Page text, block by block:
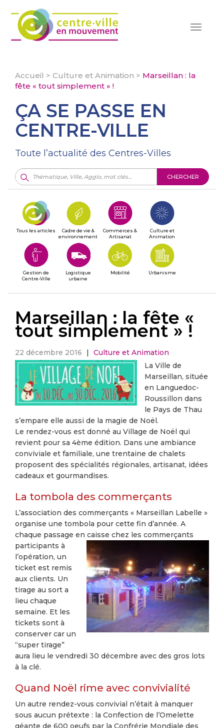
Toggle
Accueil > Culture et Animation > Marseillan : la
fête « tout simplement » !
ÇA SE PASSE EN
CENTRE-VILLE
Toute l’actualité des Centres-Villes
CHERCHER
Tous les articles
Cadre de vie &
environnement
Commerces &
Artisanat
Culture et
Animation
Gestion de
Centre-Ville
Logistique
urbaine
Mobilité Urbanisme
Marseillan : la fête «
tout simplement » !
22 décembre 2016 |
Culture et Animation
La Ville de
Marseillan, située
en Languedoc-
Roussillon dans
le Pays de Thau
s’empare elle aussi de la magie de Noël.
Le rendez-vous est donné au Village de Noël qui
revient pour sa 4ème édition. Dans une ambiance
conviviale et familiale, une trentaine de chalets
proposent des spécialités régionales, artisanat, idées
cadeaux et gourmandises.
La tombola des commerçants
L’association des commerçants « Marseillan Labelle »
organise une tombola pour cette fin d’année. A
chaque passage en caisse chez les commerçants
participants à
l’opération, un
ticket est remis
aux clients. Un
tirage au sort a
lieu chaque
semaine. Et les
tickets sont à
conserver car un
“super tirage”
aura lieu le vendredi 30 décembre avec des gros lots
à la clé.
Quand Noël rime avec convivialité
Un autre rendez-vous convivial n’était à manquer
sous aucun prétexte : la Confection de l’Omelette
géante de 600 oeufs par la Confrérie Mondiale des